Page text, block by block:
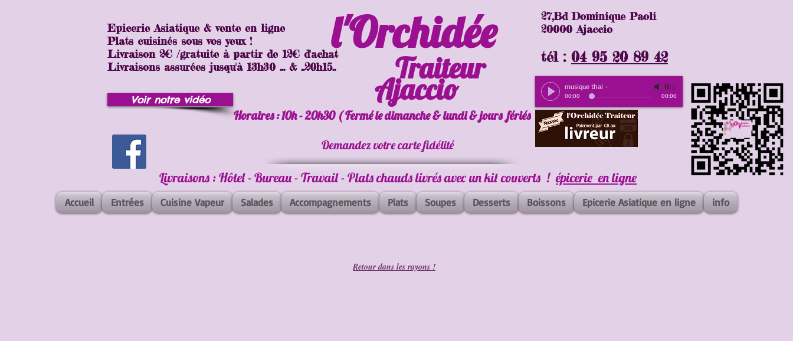
Epicerie Asiatique & vente en ligne
Plats cuisinés sous vos yeux !
Livraison 2€ /gratuite à partir de 12€ d'achat
Livraisons assurées jusqu'à 13h30 ... & ..20h15..
l'Orchidée
Voir notre vidéo
Traiteur
Ajaccio
27,Bd Dominique Paoli
20000 Ajaccio
tél : 04 95 20 89 42
musique thai -
00:00 00:00
Horaires : 10h - 20h30 ( Fermé le dimanche & lundi & jours fériés
Demandez votre carte fidélité
Livraisons : Hôtel - Bureau - Travail - Plats chauds livrés avec un kit couverts !épicerie en ligne
Accueil Entrées Cuisine Vapeur Salades Accompagnements Plats Soupes Desserts Boissons Epicerie Asiatique en ligne info
Retour dans les rayons !